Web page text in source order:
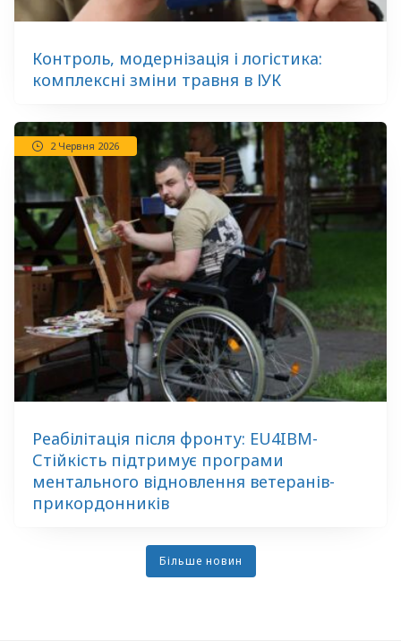
Контроль, модернізація і логістика:
комплексні зміни травня в ІУК
2 Червня 2026
Реабілітація після фронту: EU4IBM-
Стійкість підтримує програми
ментального відновлення ветеранів-
прикордонників
Більше новин